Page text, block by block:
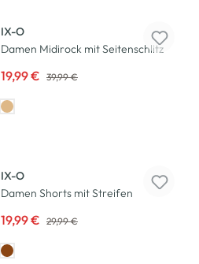
IX-O
Damen Midirock mit Seitenschlitz
19,99 € 39,99 €
IX-O
Damen Shorts mit Streifen
19,99 € 29,99 €